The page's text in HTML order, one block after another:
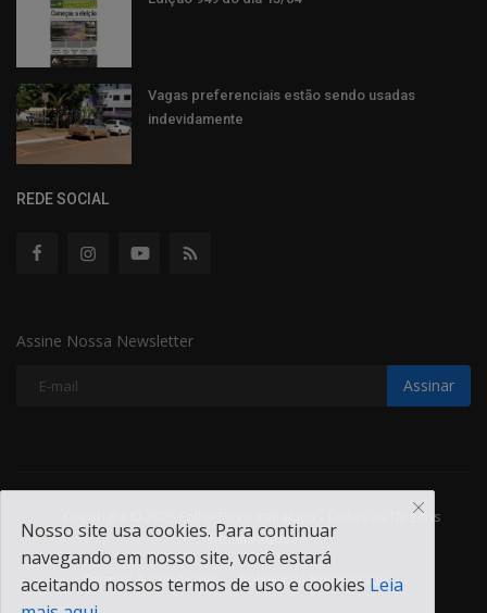
Vagas preferenciais estão sendo usadas
indevidamente
REDE SOCIAL
Assine Nossa Newsletter
Assinar
Copyright © 2025 Folha Povo Itatiaiuçu - Todos os Direitos
Reservados.
Termos & Condições Política de Privacidade
Nosso site usa cookies. Para continuar
navegando em nosso site, você estará
aceitando nossos termos de uso e cookies Leia